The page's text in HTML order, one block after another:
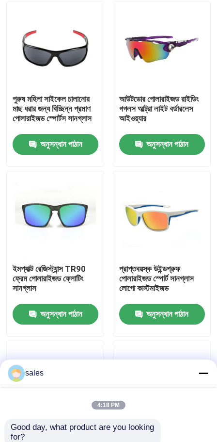
আমাদের সম্পর্কে
যোগাযোগ করুন
উদ্ধৃতির জন্য আবেদন
নিরাপত্তা চশমা গগলস
পুরুষ মহিলা সাইকেল চালানোর
মাছ ধরার জন্য বিচ্ছিন্ন প্রমাণ
পোলারাইজড স্পোর্টস সানগ্লাস
অনুসন্ধান পাঠান
আউটডোর পোলারাইজড রাইডিং
গগলস আল্ট্রা লাইট বর্ডারলেস
আইওয়্যার
অনুসন্ধান পাঠান
ইমপ্যাক্ট রেজিস্ট্যান্স TR90
ফ্রেম পোলারাইজড ফ্লোটিং
সানগ্লাস
অনুসন্ধান পাঠান
প্রাপ্তবয়স্ক উইন্ডপ্রুফ
পোলারাইজড স্পোর্ট সানগ্লাস
লোগো কাস্টমাইজড
অনুসন্ধান পাঠান
পোলারাইজড পুরুষদের আউটডোর
sales
4:18 PM
Good day, what product are you looking
for?